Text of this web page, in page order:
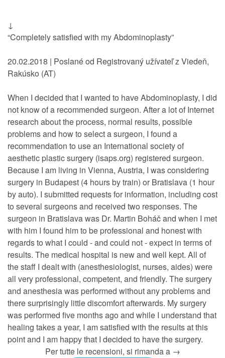
↓
“Completely satisfied with my Abdominoplasty”
20.02.2018 | Poslané od Registrovaný užívateľ z Viedeň,
Rakúsko (AT)
When I decided that I wanted to have Abdominoplasty, I did
not know of a recommended surgeon. After a lot of Internet
research about the process, normal results, possible
problems and how to select a surgeon, I found a
recommendation to use an International society of
aesthetic plastic surgery (isaps.org) registered surgeon.
Because I am living in Vienna, Austria, I was considering
surgery in Budapest (4 hours by train) or Bratislava (1 hour
by auto). I submitted requests for information, including cost
to several surgeons and received two responses. The
surgeon in Bratislava was Dr. Martin Boháč and when I met
with him I found him to be professional and honest with
regards to what I could - and could not - expect in terms of
results. The medical hospital is new and well kept. All of
the staff I dealt with (anesthesiologist, nurses, aides) were
all very professional, competent, and friendly. The surgery
and anesthesia was performed without any problems and
there surprisingly little discomfort afterwards. My surgery
was performed five months ago and while I understand that
healing takes a year, I am satisfied with the results at this
point and I am happy that I decided to have the surgery.
Per tutte le recensioni, si rimanda a →